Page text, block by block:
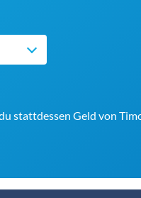
stattdessen Geld von